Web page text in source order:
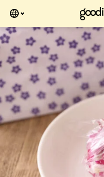
ある時にどうぞ。